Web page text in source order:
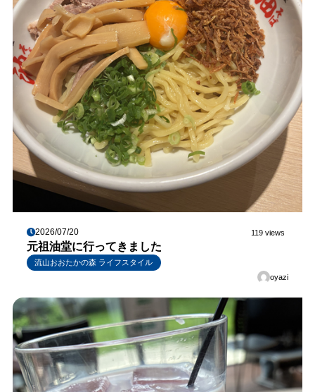
2026/07/20 119 views
元祖油堂に行ってきました
流山おおたかの森 ライフスタイル
oyazi